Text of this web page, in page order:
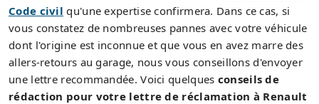
Code civil qu'une expertise confirmera. Dans ce cas, si
vous constatez de nombreuses pannes avec votre véhicule
dont l'origine est inconnue et que vous en avez marre des
allers-retours au garage, nous vous conseillons d'envoyer
une lettre recommandée. Voici quelques conseils de
rédaction pour votre lettre de réclamation à Renault